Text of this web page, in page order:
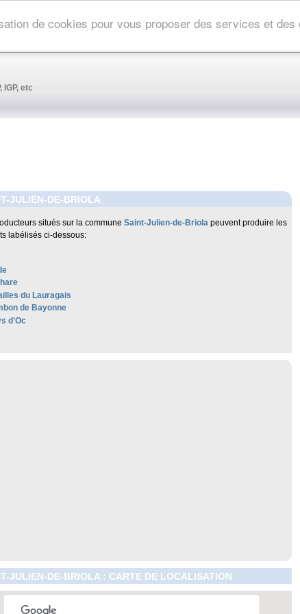
de cookies pour vous proposer des services et
IGP, etc
JULIEN-DE-BRIOLA
situés sur la commune Saint-Julien-de-Briola peuvent produire les
labélisés ci-dessous:
du Lauragais
de Bayonne
d'Oc
JULIEN-DE-BRIOLA : CARTE DE LOCALISATION